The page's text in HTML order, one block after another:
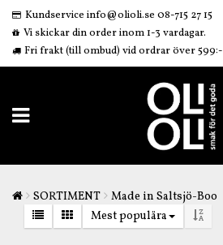
Kundservice info@olioli.se 08-715 27 15
Vi skickar din order inom 1-3 vardagar.
Fri frakt (till ombud) vid ordrar över 599:-
SORTIMENT
Made in Saltsjö-Boo
Mest populära